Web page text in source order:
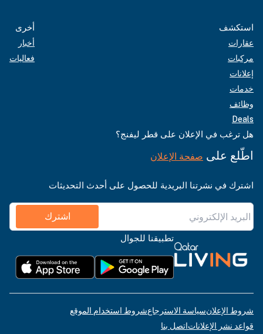
استكشف
عقارات
مركبات
إعلانات
خدمات
وظائف
Deals
أخرى
أخبار
فعاليات
هل ترغب في الإعلان على قطر ليفنج؟
اطّلع على صفحة الإعلان
اشترك في نشرتنا البريدية للحصول على أحدث التحديثات
اشترك
تطبيقنا للجوال
شروط الإعلانسياسة الاسترجاعشروط استخدام الموقع
قواعد نشر الإعلاناتاتصل بنا